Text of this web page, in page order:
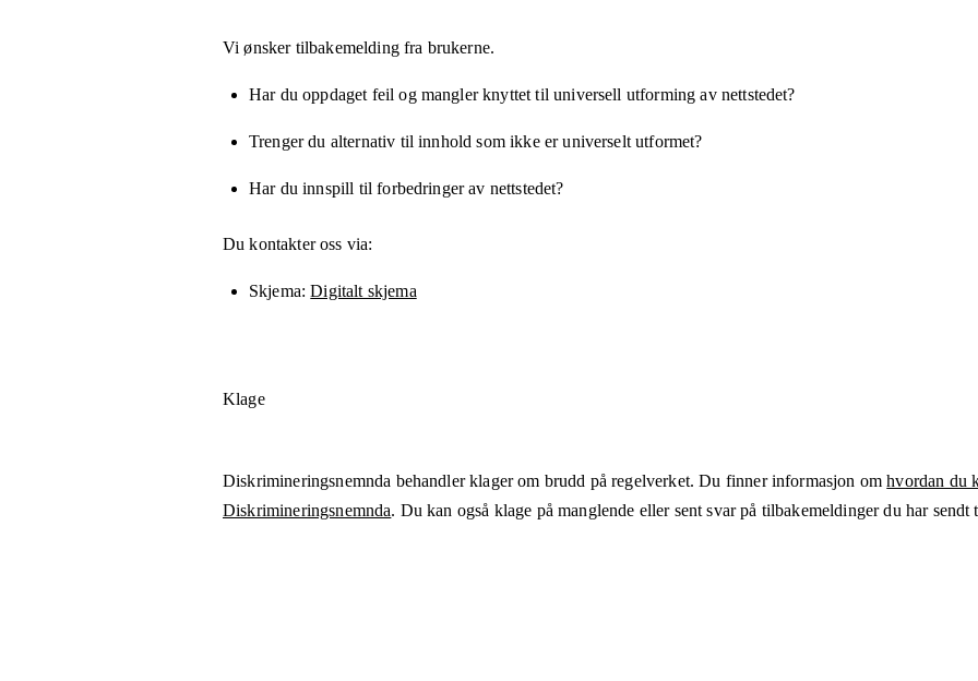
Vi ønsker tilbakemelding fra brukerne.
Har du oppdaget feil og mangler knyttet til universell utforming av nettstedet?
Trenger du alternativ til innhold som ikke er universelt utformet?
Har du innspill til forbedringer av nettstedet?
Du kontakter oss via:
Skjema Digitalt skjema
Klage
Diskrimineringsnemnda behandler klager om brudd på regelverket. Du finner informasjon omhvordan du
Diskrimineringsnemnda. Du kan også klage på manglende eller sent svar på tilbakemeldinger du har sendt